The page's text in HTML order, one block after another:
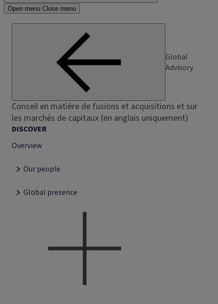
Open menu Close menu
Global
Advisory
Conseil en matière de fusions et acquisitions et sur
les marchés de capitaux (en anglais uniquement)
DISCOVER
Overview
Our people
Global presence